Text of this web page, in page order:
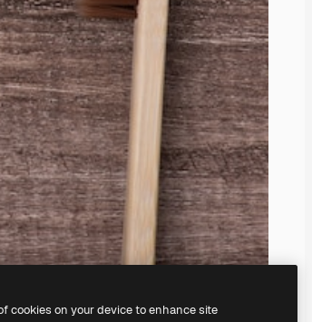
cookies on your device to enhance site